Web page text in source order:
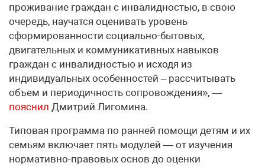
проживание граждан с инвалидностью, в свою
очередь, научатся оценивать уровень
сформированности социально-бытовых,
двигательных и коммуникативных навыков
граждан с инвалидностью и исходя из
индивидуальных особенностей – рассчитывать
объем и периодичность сопровождения», —
пояснил Дмитрий Лигомина.
Типовая программа по ранней помощи детям и их
семьям включает пять модулей — от изучения
нормативно-правовых основ до оценки